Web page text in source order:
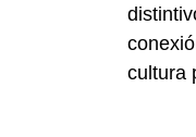
cultura